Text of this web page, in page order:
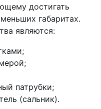
достигать
габаритах.
являются:
патрубки;
(сальник).